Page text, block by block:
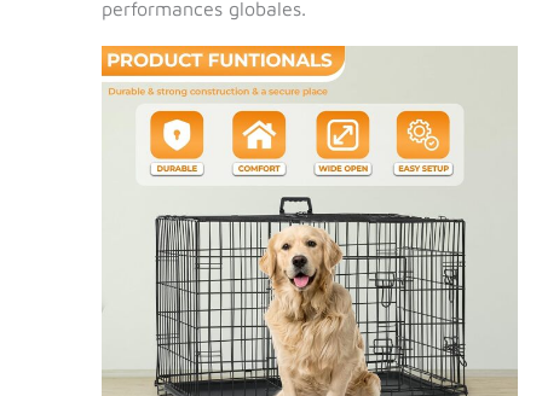
performances globales.